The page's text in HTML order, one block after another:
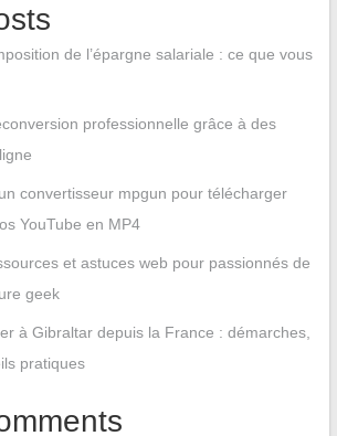
de l’épargne salariale : ce que vous
professionnelle grâce à des
convertisseur mpgun pour télécharger
YouTube en MP4
et astuces web pour passionnés de
geek
à Gibraltar depuis la France : démarches,
pratiques